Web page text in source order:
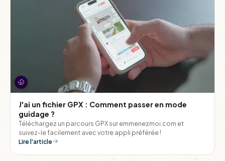
J'ai un fichier GPX : Comment passer en mode
guidage ?
Téléchargez un parcours GPX sur emmenezmoi.com et
suivez-le facilement avec votre appli préférée !
Lire l'article